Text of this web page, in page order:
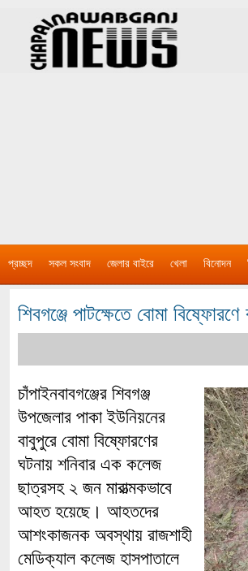
প্রচ্ছদ সকল সংবাদ জেলার বাইরে খেলা বিনোদন
শিবগঞ্জে পাটক্ষেতে বোমা
চাঁপাইনবাবগঞ্জের শিবগঞ্জ
উপজেলার পাকা ইউনিয়নের
বাবুপুরে বোমা বিষ্ফোরণের
ঘটনায় শনিবার এক কলেজ
ছাত্রসহ ২ জন মারাত্মকভাবে
আহত হয়েছে। আহতদের
আশংকাজনক অবস্থায় রাজশাহী
মেডিক্যাল কলেজ হাসপাতালে